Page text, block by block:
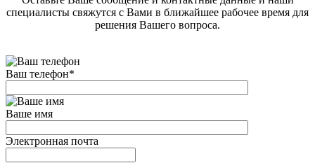
специалисты свяжутся с Вами в ближайшее рабочее время для
решения Вашего вопроса.
Ваш телефон*
Ваше имя
Электронная почта